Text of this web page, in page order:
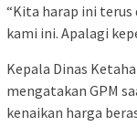
“Kita harap ini
kami ini. Apalagi
Kepala Dinas
mengatakan GPM
kenaikan harga